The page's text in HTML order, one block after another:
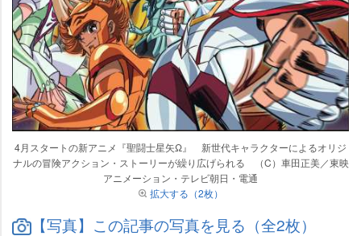
4月スタートの新アニメ『聖闘士星矢Ω』 新世代キャラクターによるオリジ
ナルの冒険アクション・ストーリーが繰り広げられる （C）車田正美／東映
アニメーション・テレビ朝日・電通
拡大する（2枚）
【写真】この記事の写真を見る（全2枚）